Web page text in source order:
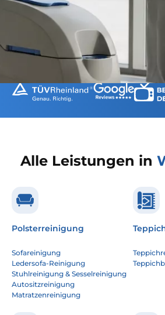
Alle Leistungen in
Polsterreinigung
Sofareinigung
Ledersofa-Reinigung
Stuhlreinigung & Sesselreinigung
Autositzreinigung
Matratzenreinigung